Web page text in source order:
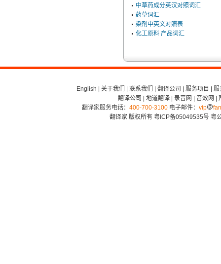
中草药成分英汉对照词汇
药草词汇
染剂中英文对照表
化工原料 产品词汇
English 关于我们 联系我们 翻译公司 服务项目
服
翻译公司
地道翻译| 录音网 音效网
翻译家服务电话： 400-700-3100电子邮件： vip
翻译家 版权所有 粤ICP备05049535号 粤